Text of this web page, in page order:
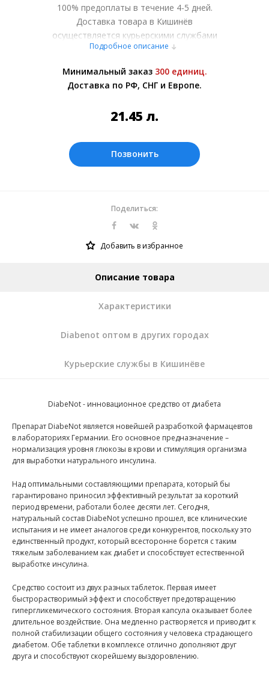
100% предоплаты в течение 4-5 дней.
Доставка товара в Кишинёв
осуществляется курьерскими службами
или самовывозом со склада в Москве.
менеджером.
Оплата производится в рублях. Цены на
07.08.2026. Текущий курс 10 руб.= 2.68171
Подробное описание
Минимальный заказ 300 единиц.
Доставка по РФ, СНГ и Европе.
21.45 л.
Позвонить
Поделиться:
Добавить в избранное
Описание товара
Характеристики
Diabenot оптом в других городах
Курьерские службы в Кишинёве
DiabeNot - инновационное средство от диабета
Препарат DiabeNot является новейшей разработкой фармацевтов
в лабораториях Германии. Его основное предназначение –
нормализация уровня глюкозы в крови и стимуляция организма
для выработки натурального инсулина.
Над оптимальными составляющими препарата, который бы
гарантировано приносил эффективный результат за короткий
период времени, работали более десяти лет. Сегодня,
натуральный состав DiabeNot успешно прошел, все клинические
испытания и не имеет аналогов среди конкурентов, поскольку это
единственный продукт, который всесторонне борется с таким
тяжелым заболеванием как диабет и способствует естественной
выработке инсулина.
Средство состоит из двух разных таблеток. Первая имеет
быстрорастворимый эффект и способствует предотвращению
гипергликемического состояния. Вторая капсула оказывает более
длительное воздействие. Она медленно растворяется и приводит к
полной стабилизации общего состояния у человека страдающего
диабетом. Обе таблетки в комплексе отлично дополняют друг
друга и способствуют скорейшему выздоровлению.